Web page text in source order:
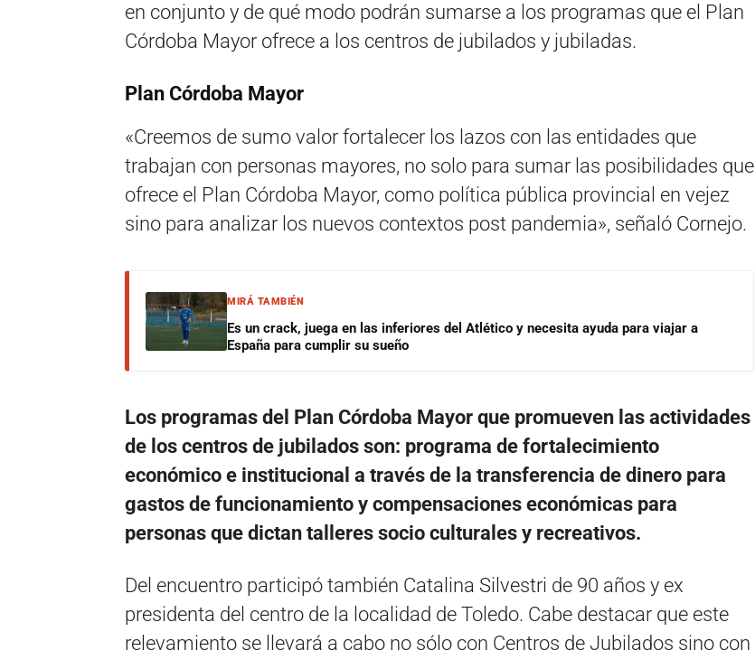
en conjunto y de qué modo podrán sumarse a los programas que el Plan
Córdoba Mayor ofrece a los centros de jubilados y jubiladas.
Plan Córdoba Mayor
«Creemos de sumo valor fortalecer los lazos con las entidades que
trabajan con personas mayores, no solo para sumar las posibilidades que
ofrece el Plan Córdoba Mayor, como política pública provincial en vejez
sino para analizar los nuevos contextos post pandemia», señaló Cornejo.
MIRÁ TAMBIÉN
Es un crack, juega en las inferiores del Atlético y necesita ayuda para viajar a
España para cumplir su sueño
Los programas del Plan Córdoba Mayor que promueven las actividades
de los centros de jubilados son: programa de fortalecimiento
económico e institucional a través de la transferencia de dinero para
gastos de funcionamiento y compensaciones económicas para
personas que dictan talleres socio culturales y recreativos.
Del encuentro participó también Catalina Silvestri de 90 años y ex
presidenta del centro de la localidad de Toledo. Cabe destacar que este
relevamiento se llevará a cabo no sólo con Centros de Jubilados sino con